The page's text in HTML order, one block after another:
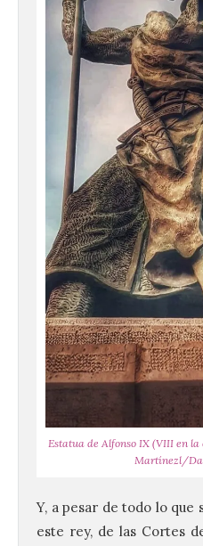
Estatua de Alfonso IX (VIII en
Martínezl/
Y, a pesar de todo lo que
este rey, de las Cortes